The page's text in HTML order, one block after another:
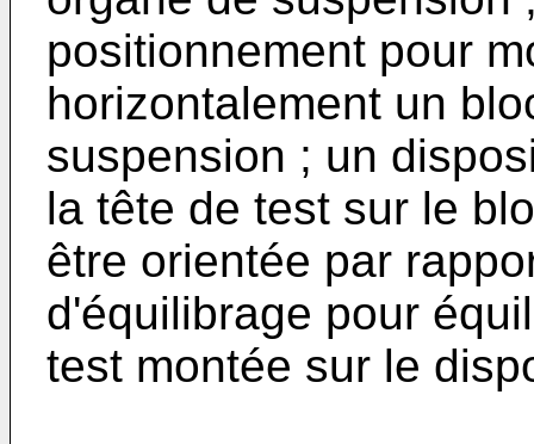
positionnement pour
horizontalement un
suspension ; un
la tête de test sur le
être orientée par
d'équilibrage pour
test montée sur le